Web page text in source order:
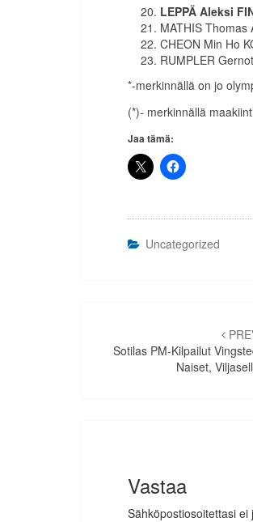
LEPPÄ Aleksi
MATHIS Thomas
CHEON Min Ho
RUMPLER
*-merkinnällä on jo
(*)- merkinnällä
Jaa tämä:
Uncategorized
selaus
Sotilas PM-Kilpailut
Naiset,
Vastaa
Sähköpostiosoitettasi ei